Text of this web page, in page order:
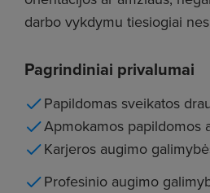
darbo vykdymu tiesiogiai
Pagrindiniai privalumai
Papildomas sveikatos
Apmokamos papildomos
Karjeros augimo
Profesinio augimo